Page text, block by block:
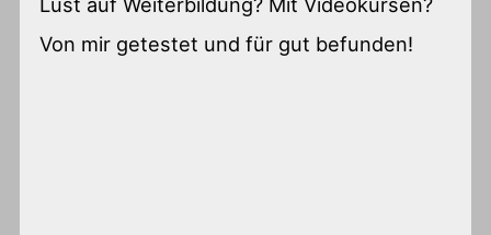
Von mir getestet und für gut befunden!